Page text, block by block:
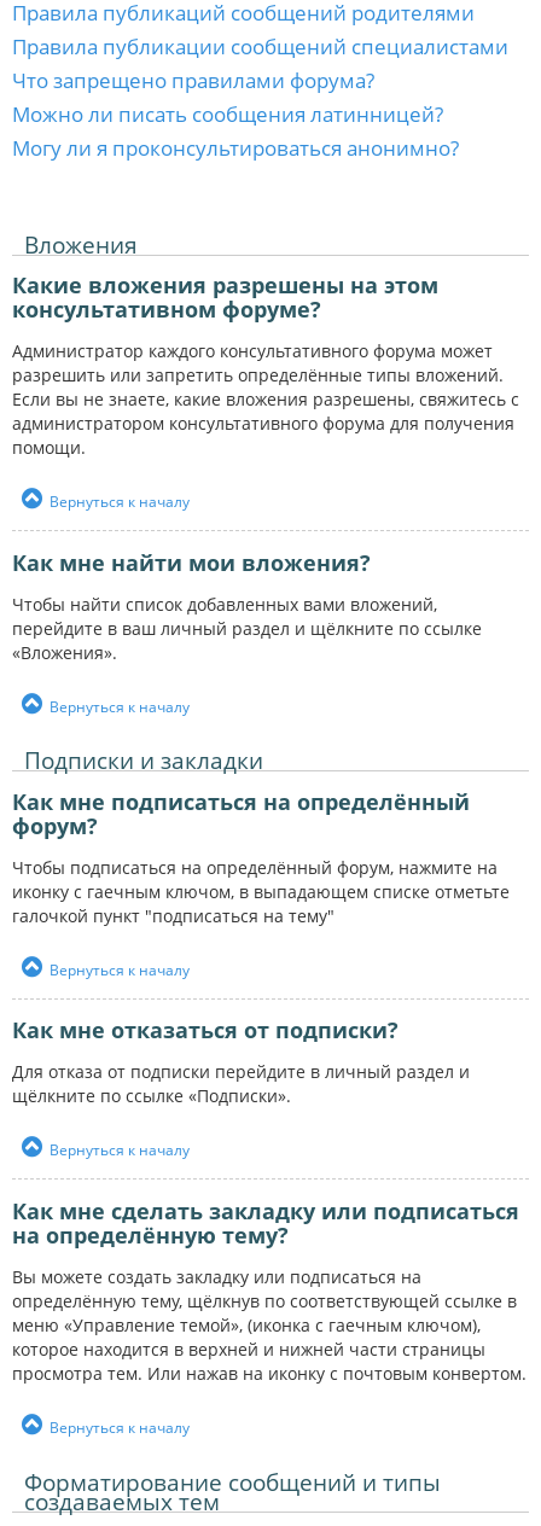
Правила публикаций сообщений родителями
Правила публикации сообщений специалистами
Что запрещено правилами форума?
Можно ли писать сообщения латинницей?
Могу ли я проконсультироваться анонимно?
Вложения
Какие вложения разрешены на этом
консультативном форуме?
Администратор каждого консультативного форума может
разрешить или запретить определённые типы вложений.
Если вы не знаете, какие вложения разрешены, свяжитесь с
администратором консультативного форума для получения
помощи.
Вернуться к началу
Как мне найти мои вложения?
Чтобы найти список добавленных вами вложений,
перейдите в ваш личный раздел и щёлкните по ссылке
«Вложения».
Вернуться к началу
Подписки и закладки
Как мне подписаться на определённый
форум?
Чтобы подписаться на определённый форум, нажмите на
иконку с гаечным ключом, в выпадающем списке отметьте
галочкой пункт "подписаться на тему"
Вернуться к началу
Как мне отказаться от подписки?
Для отказа от подписки перейдите в личный раздел и
щёлкните по ссылке «Подписки».
Вернуться к началу
Как мне сделать закладку или подписаться
на определённую тему?
Вы можете создать закладку или подписаться на
определённую тему, щёлкнув по соответствующей ссылке в
меню «Управление темой», (иконка с гаечным ключом),
которое находится в верхней и нижней части страницы
просмотра тем. Или нажав на иконку с почтовым конвертом.
Вернуться к началу
Форматирование сообщений и типы
создаваемых тем